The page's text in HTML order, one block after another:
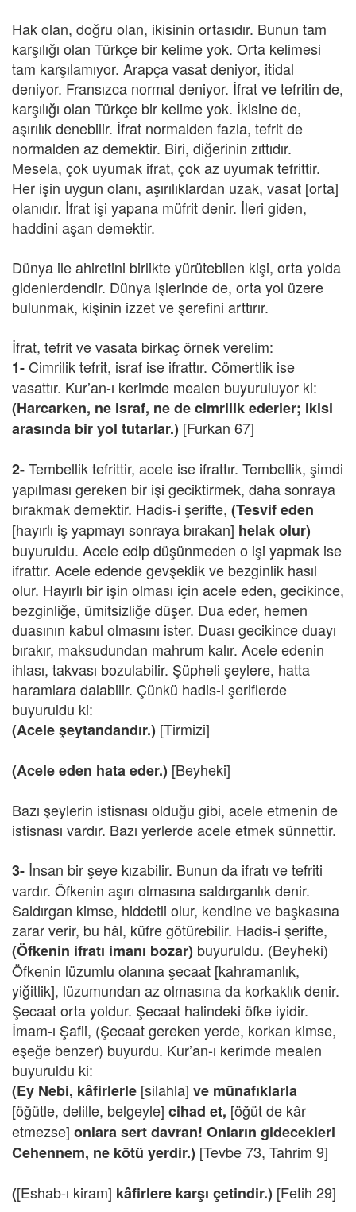
Hak olan, doğru olan, ikisinin ortasıdır. Bunun tam
karşılığı olan Türkçe bir kelime yok. Orta kelimesi
tam karşılamıyor. Arapça vasat deniyor, itidal
deniyor. Fransızca normal deniyor. İfrat ve tefritin de,
karşılığı olan Türkçe bir kelime yok. İkisine de,
aşırılık denebilir. İfrat normalden fazla, tefrit de
normalden az demektir. Biri, diğerinin zıttıdır.
Mesela, çok uyumak ifrat, çok az uyumak tefrittir.
Her işin uygun olanı, aşırılıklardan uzak, vasat [orta]
olanıdır. İfrat işi yapana müfrit denir. İleri giden,
haddini aşan demektir.
Dünya ile ahiretini birlikte yürütebilen kişi, orta yolda
gidenlerdendir. Dünya işlerinde de, orta yol üzere
bulunmak, kişinin izzet ve şerefini arttırır.
İfrat, tefrit ve vasata birkaç örnek verelim:
1- Cimrilik tefrit, israf ise ifrattır. Cömertlik ise
vasattır. Kur’an-ı kerimde mealen buyuruluyor ki:
(Harcarken, ne israf, ne de cimrilik ederler; ikisi
arasında bir yol tutarlar.) [Furkan 67]
2-Tembellik tefrittir, acele ise ifrattır. Tembellik, şimdi
yapılması gereken bir işi geciktirmek, daha sonraya
bırakmak demektir. Hadis-i şerifte, (Tesvif eden
[hayırlı iş yapmayı sonraya bırakan] helak olur)
buyuruldu. Acele edip düşünmeden o işi yapmak ise
ifrattır. Acele edende gevşeklik ve bezginlik hasıl
olur. Hayırlı bir işin olması için acele eden, gecikince,
bezginliğe, ümitsizliğe düşer. Dua eder, hemen
duasının kabul olmasını ister. Duası gecikince duayı
bırakır, maksudundan mahrum kalır. Acele edenin
ihlası, takvası bozulabilir. Şüpheli şeylere, hatta
haramlara dalabilir. Çünkü hadis-i şeriflerde
buyuruldu ki:
(Acele şeytandandır.) [Tirmizi]
(Acele eden hata eder.) [Beyheki]
Bazı şeylerin istisnası olduğu gibi, acele etmenin de
istisnası vardır. Bazı yerlerde acele etmek sünnettir.
3- İnsan bir şeye kızabilir. Bunun da ifratı ve tefriti
vardır. Öfkenin aşırı olmasına saldırganlık denir.
Saldırgan kimse, hiddetli olur, kendine ve başkasına
zarar verir, bu hâl, küfre götürebilir. Hadis-i şerifte,
(Öfkenin ifratı imanı bozar) buyuruldu. (Beyheki)
Öfkenin lüzumlu olanına şecaat [kahramanlık,
yiğitlik], lüzumundan az olmasına da korkaklık denir.
Şecaat orta yoldur. Şecaat halindeki öfke iyidir.
İmam-ı Şafii, (Şecaat gereken yerde, korkan kimse,
eşeğe benzer) buyurdu. Kur’an-ı kerimde mealen
buyuruldu ki:
(Ey Nebi, kâfirlerle [silahla] ve münafıklarla
[öğütle, delille, belgeyle] cihad et, [öğüt de kâr
etmezse] onlara sert davran! Onların gidecekleri
Cehennem, ne kötü yerdir.) [Tevbe 73, Tahrim 9]
([Eshab-ı kiram] kâfirlere karşı çetindir.) [Fetih 29]